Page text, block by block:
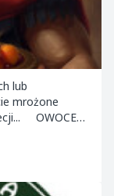
lub
mrożone
OWOCE